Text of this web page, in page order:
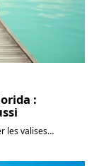
:
les valises…